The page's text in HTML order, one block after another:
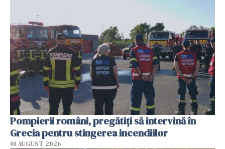
Pompierii români, pregătiţi să intervină în
Grecia pentru stingerea incendiilor
01 AUGUST 2026